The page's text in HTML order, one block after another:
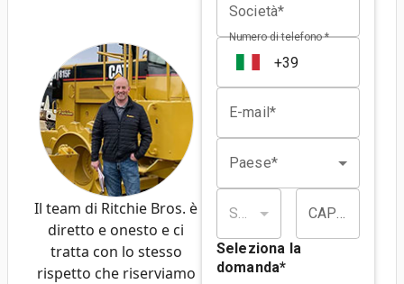
Società*
Numero di telefono *
E-mail*
Paese*
Stato/provincia* CAP/codice postale*
Seleziona la
domanda*
Il team di Ritchie Bros. è
diretto e onesto e ci
tratta con lo stesso
rispetto che riserviamo